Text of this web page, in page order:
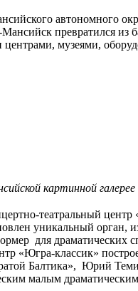
автономного
превратился из
музеями,
картинной галерее
театральный
уникальный
для драматических
«Югра-классик»
Балтика», Юрий
малым